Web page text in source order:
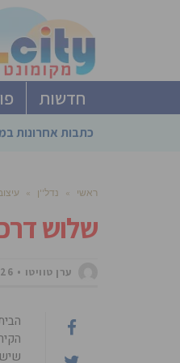
חדשות
כתבות אחרונות
ראשי » נדל''ן »
שלוש
ערן טוויטו 26 דצמבר, 2021